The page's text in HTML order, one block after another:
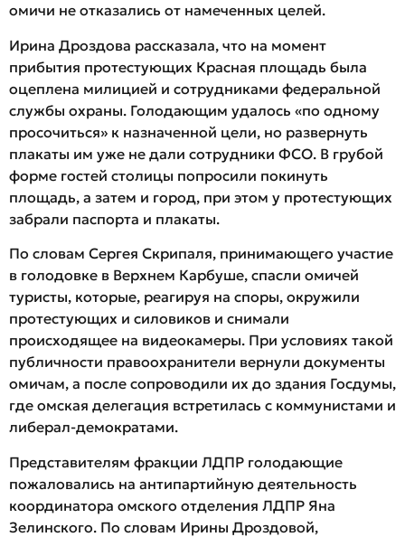
омичи не отказались от намеченных целей.
Ирина Дроздова рассказала, что на момент
прибытия протестующих Красная площадь была
оцеплена милицией и сотрудниками федеральной
службы охраны. Голодающим удалось «по одному
просочиться» к назначенной цели, но развернуть
плакаты им уже не дали сотрудники ФСО. В грубой
форме гостей столицы попросили покинуть
площадь, а затем и город, при этом у протестующих
забрали паспорта и плакаты.
По словам Сергея Скрипаля, принимающего участие
в голодовке в Верхнем Карбуше, спасли омичей
туристы, которые, реагируя на споры, окружили
протестующих и силовиков и снимали
происходящее на видеокамеры. При условиях такой
публичности правоохранители вернули документы
омичам, а после сопроводили их до здания Госдумы,
где омская делегация встретилась с коммунистами и
либерал-демократами.
Представителям фракции ЛДПР голодающие
пожаловались на антипартийную деятельность
координатора омского отделения ЛДПР Яна
Зелинского. По словам Ирины Дроздовой,